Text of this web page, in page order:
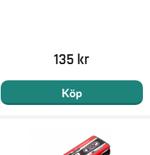
135 kr
Köp